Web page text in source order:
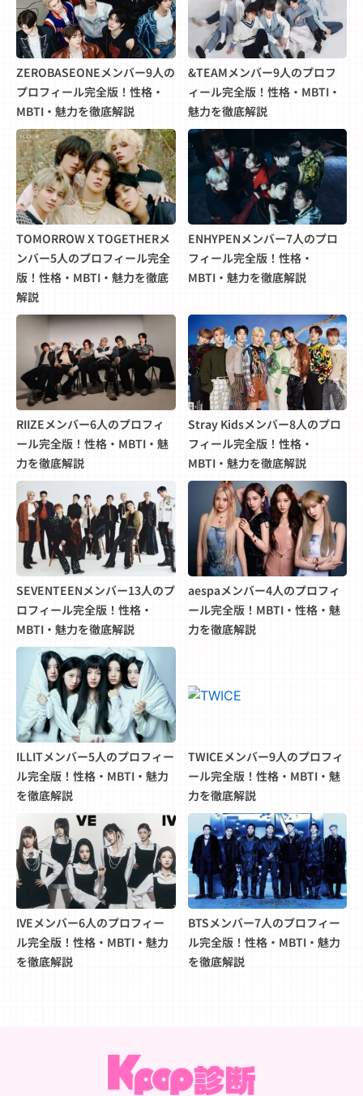
ZEROBASEONEメンバー9人の
プロフィール完全版！性格・
MBTI・魅力を徹底解説
&TEAMメンバー9人のプロフ
ィール完全版！性格・MBTI・
魅力を徹底解説
TOMORROW X TOGETHERメ
ンバー5人のプロフィール完全
版！性格・MBTI・魅力を徹底
解説
ENHYPENメンバー7人のプロ
フィール完全版！性格・
MBTI・魅力を徹底解説
RIIZEメンバー6人のプロフィ
ール完全版！性格・MBTI・魅
力を徹底解説
Stray Kidsメンバー8人のプロ
フィール完全版！性格・
MBTI・魅力を徹底解説
SEVENTEENメンバー13人のプ
ロフィール完全版！性格・
MBTI・魅力を徹底解説
aespaメンバー4人のプロフィ
ール完全版！MBTI・性格・魅
力を徹底解説
ILLITメンバー5人のプロフィー
ル完全版！性格・MBTI・魅力
を徹底解説
TWICEメンバー9人のプロフィ
ール完全版！性格・MBTI・魅
力を徹底解説
IVEメンバー6人のプロフィー
ル完全版！性格・MBTI・魅力
を徹底解説
BTSメンバー7人のプロフィー
ル完全版！性格・MBTI・魅力
を徹底解説